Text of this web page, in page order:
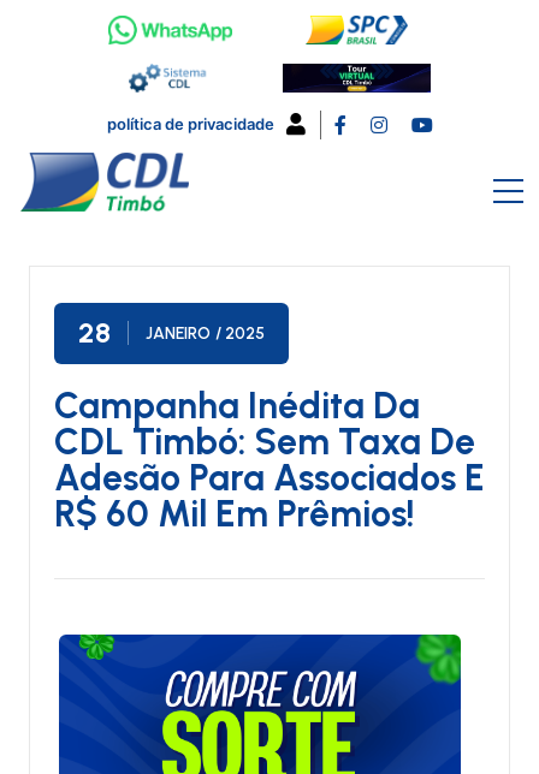
política de privacidade
28 JANEIRO / 2025
Campanha Inédita Da
CDL Timbó: Sem Taxa De
Adesão Para Associados E
R$ 60 Mil Em Prêmios!